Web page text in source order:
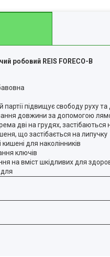
робовий REIS FORECO-B
партії підвищує свободу руху
довжини за допомогою
дві на грудях,
що застібається на липучку
для наколінників
ключів
на вміст шкідливих для